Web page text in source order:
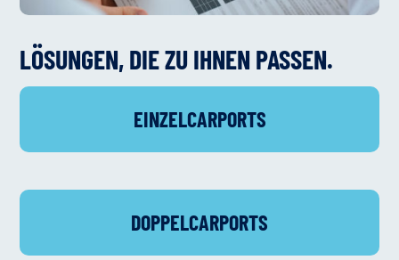
LÖSUNGEN, DIE ZU IHNEN PASSEN.
EINZELCARPORTS
DOPPEL­CARPORTS